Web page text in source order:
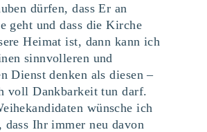
dürfen, dass Er an
geht und dass die Kirche
Heimat ist, dann kann ich
sinnvolleren und
Dienst denken als diesen –
voll Dankbarkeit tun darf.
wünsche ich
dass Ihr immer neu davon